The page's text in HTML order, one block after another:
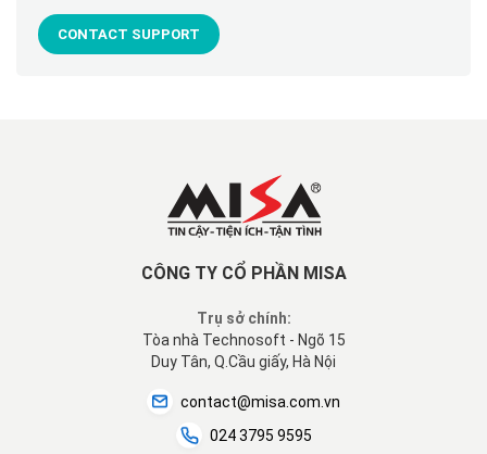
CONTACT SUPPORT
CÔNG TY CỔ PHẦN MISA
Trụ sở chính:
Tòa nhà Technosoft - Ngõ 15
Duy Tân, Q.Cầu giấy, Hà Nội
contact@misa.com.vn
024 3795 9595